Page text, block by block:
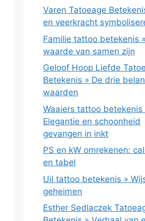
Varen Tatoeage
en veerkracht
Familie tattoo betekenis
waarde van samen zijn
Geloof Hoop Liefde
Betekenis » De drie
waarden
Waaiers tattoo betekenis
Elegantie en schoonheid
gevangen in inkt
PS en kW omrekenen:
en tabel
Uil tattoo betekenis »
geheimen
Esther Sedlaczek